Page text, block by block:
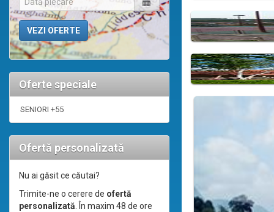
Oferte speciale
SENIORI +55
Ofertă personalizată
Nu ai găsit ce căutai?
Trimite-ne o cerere de ofertă
personalizată. În maxim 48 de ore